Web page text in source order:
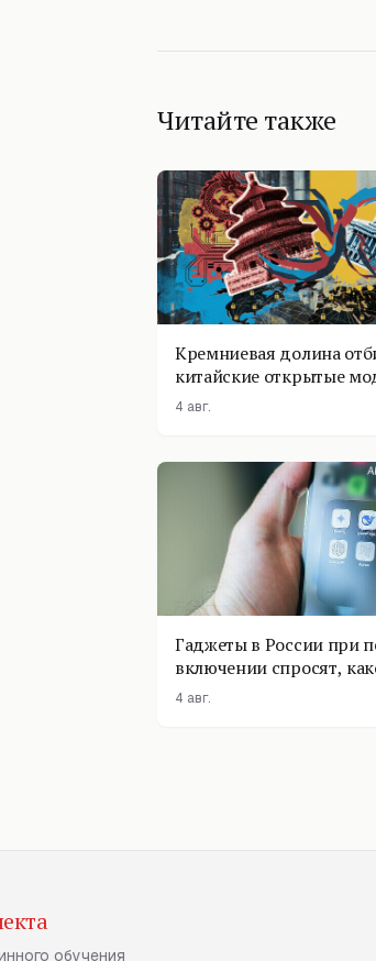
Читайте также
Кремниевая долина
китайские открытые
4 авг.
Гаджеты в России при
включении спросят,
помощник поставить
4 авг.
обучения